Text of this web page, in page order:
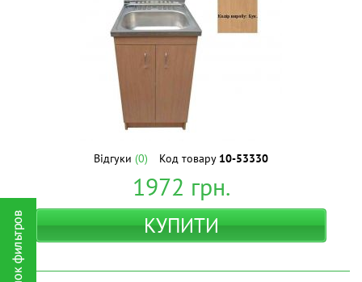
Відгуки (0) Код товару 10-53330
1972 грн.
КУПИТИ